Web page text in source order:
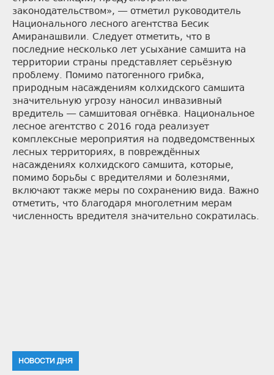
законодательством», — отметил руководитель
Национального лесного агентства Бесик
Амиранашвили. Следует отметить, что в
последние несколько лет усыхание самшита на
территории страны представляет серьёзную
проблему. Помимо патогенного грибка,
природным насаждениям колхидского самшита
значительную угрозу наносил инвазивный
вредитель — самшитовая огнёвка. Национальное
лесное агентство с 2016 года реализует
комплексные мероприятия на подведомственных
лесных территориях, в повреждённых
насаждениях колхидского самшита, которые,
помимо борьбы с вредителями и болезнями,
включают также меры по сохранению вида. Важно
отметить, что благодаря многолетним мерам
численность вредителя значительно сократилась.
НОВОСТИ ДНЯ